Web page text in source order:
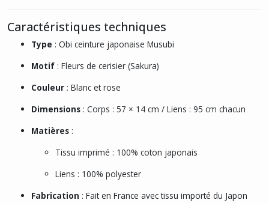
Caractéristiques techniques
Type : Obi ceinture japonaise Musubi
Motif : Fleurs de cerisier (Sakura)
Couleur : Blanc et rose
Dimensions : Corps : 57 × 14 cm / Liens : 95 cm chacun
Matières :
Tissu imprimé : 100% coton japonais
Liens : 100% polyester
Fabrication : Fait en France avec tissu importé du Japon